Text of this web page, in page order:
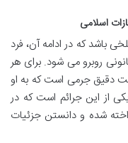
اسلامی
باشد که در ادامه آن، فرد
روبرو می شود. برای هر
دقیق جرمی است که به او
از این جرائم است که در
شده و دانستن جزئیات